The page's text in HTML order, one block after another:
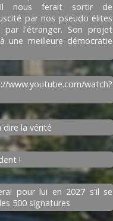
Il nous ferait sortir de
par nos pseudo élites
l'étranger. Son projet
une meilleure démocratie
watch?
dire la vérité
!
pour lui en 2027 s'il se
500 signatures